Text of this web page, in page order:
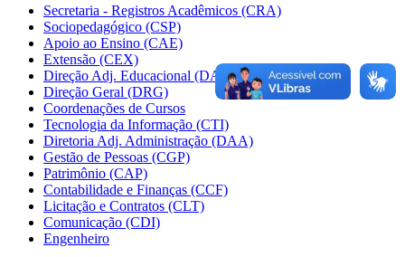
Secretaria - Registros Acadêmicos (CRA)
Sociopedagógico (CSP)
Apoio ao Ensino (CAE)
Extensão (CEX)
Direção Adj. Educacional (DAE)
Direção Geral (DRG)
Coordenações de Cursos
Tecnologia da Informação (CTI)
Diretoria Adj. Administração (DAA)
Gestão de Pessoas (CGP)
Patrimônio (CAP)
Contabilidade e Finanças (CCF)
Licitação e Contratos (CLT)
Comunicação (CDI)
Engenheiro